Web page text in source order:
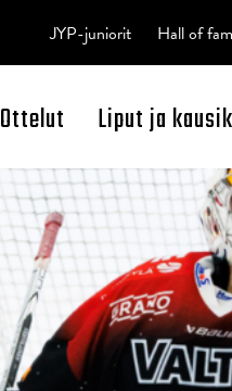
Open Search
Ottelut Liput ja
JYP-juniorit Hall of